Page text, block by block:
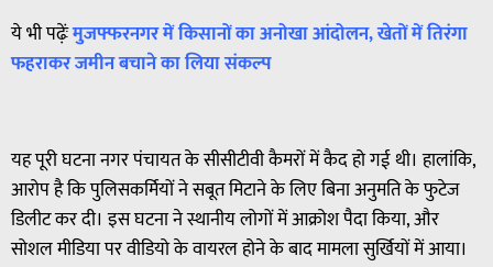
ये भी पढ़ेंःमुजफ्फरनगरमेंकिसानोंकाअनोखाआंदोलन,खेतोंमेंतिरंगा
फहराकरजमीनबचानेकालियासंकल्प
यह पूरी घटना नगर पंचायत के सीसीटीवी कैमरों में कैद हो गई थी। हालांकि,
आरोप है कि पुलिसकर्मियों ने सबूत मिटाने के लिए बिना अनुमति के फुटेज
डिलीट कर दी। इस घटना ने स्थानीय लोगों में आक्रोश पैदा किया, और
सोशल मीडिया पर वीडियो के वायरल होने के बाद मामला सुर्खियों में आया।